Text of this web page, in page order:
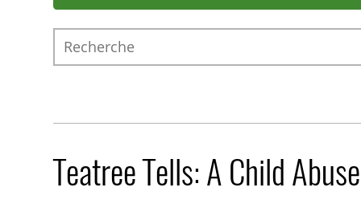
Recherche
Teatree Tells: A Child